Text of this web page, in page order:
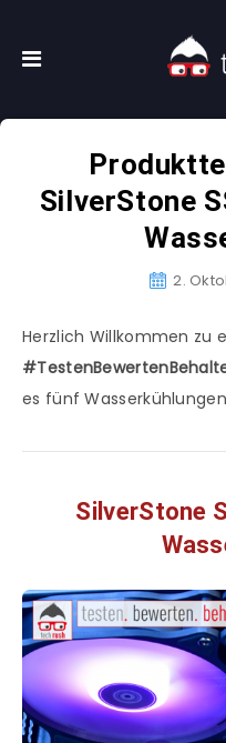
SilverStone
2.
Herzlich Willkommen zu
es fünf
SilverStone